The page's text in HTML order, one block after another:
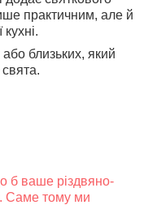
практичним, але й
близьких, який
б ваше різдвяно-
Саме тому ми